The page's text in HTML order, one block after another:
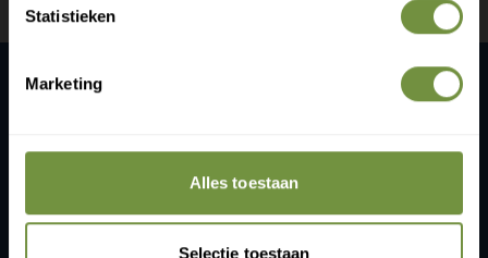
Statistieken
Marketing
Alles toestaan
Selectie toestaan
Gijsbrecht van Amstelstaat 258
+31 (0)20 760 47 20